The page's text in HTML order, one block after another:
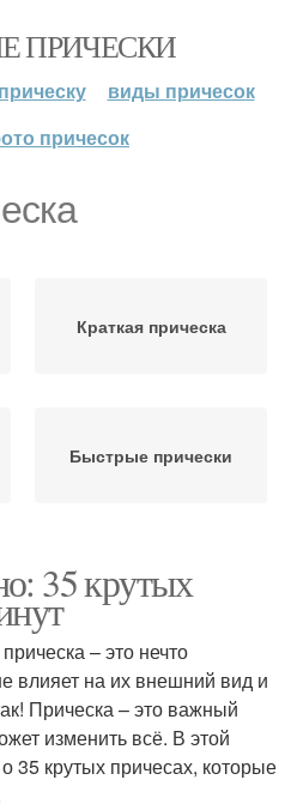
ПРИЧЕСКИ
виды причесок
причесок
Краткая прическа
Быстрые прически
35 крутых
– это нечто
влияет на их внешний вид и
Прическа – это важный
изменить всё. В этой
35 крутых причесах, которые